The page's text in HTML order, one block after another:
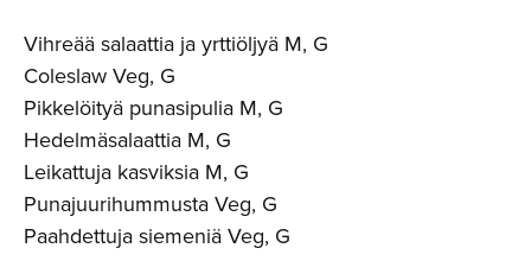
Vihreää salaattia ja yrttiöljyä M, G
Coleslaw Veg, G
Pikkelöityä punasipulia M, G
Hedelmäsalaattia M, G
Leikattuja kasviksia M, G
Punajuurihummusta Veg, G
Paahdettuja siemeniä Veg, G